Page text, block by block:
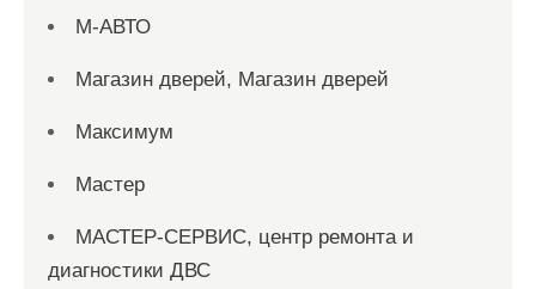
М-АВТО
Магазин дверей, Магазин дверей
Максимум
Мастер
МАСТЕР-СЕРВИС, центр ремонта и
диагностики ДВС